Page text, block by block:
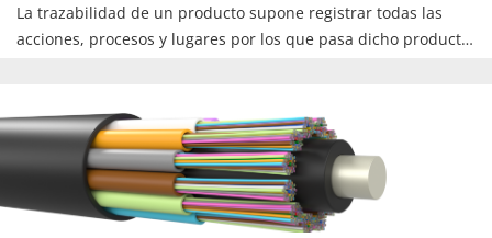
La trazabilidad de un producto supone registrar todas las
acciones, procesos y lugares por los que pasa dicho producto.
final.